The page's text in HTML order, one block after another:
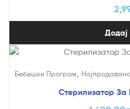
Бебешки Програм Најпродавано
Стерилизатор